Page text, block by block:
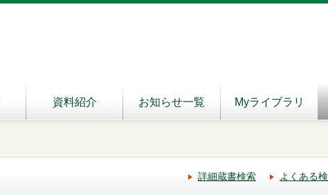
資料紹介 お知らせ一覧 Myライブラリ
詳細蔵書検索 よくある